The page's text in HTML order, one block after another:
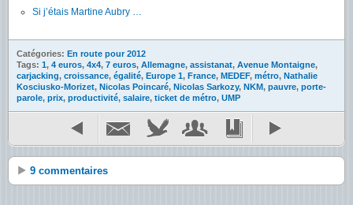
Si j’étais Martine Aubry …
Catégories: En route pour 2012
Tags: 1, 4 euros, 4x4, 7 euros, Allemagne, assistanat, Avenue Montaigne,
carjacking, croissance, égalité, Europe 1, France, MEDEF, métro, Nathalie
Kosciusko-Morizet, Nicolas Poincaré, Nicolas Sarkozy, NKM, pauvre, porte-
parole, prix, productivité, salaire, ticket de métro, UMP
9 commentaires